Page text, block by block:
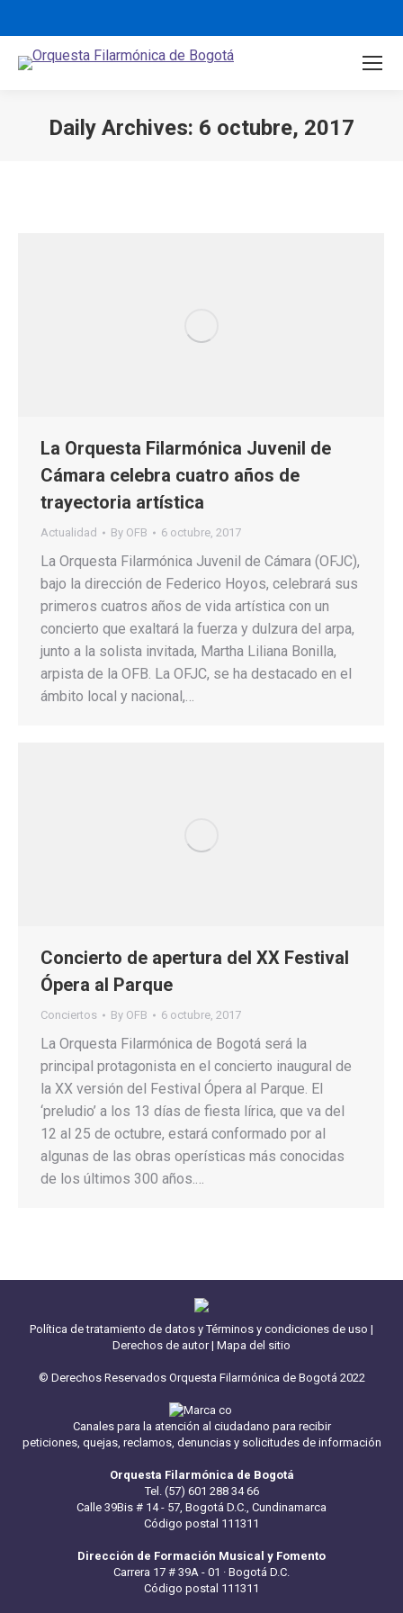
Daily Archives: 6 octubre, 2017
La Orquesta Filarmónica Juvenil de
Cámara celebra cuatro años de
trayectoria artística
Actualidad By OFB 6 octubre, 2017
La Orquesta Filarmónica Juvenil de Cámara (OFJC),
bajo la dirección de Federico Hoyos, celebrará sus
primeros cuatros años de vida artística con un
concierto que exaltará la fuerza y dulzura del arpa,
junto a la solista invitada, Martha Liliana Bonilla,
arpista de la OFB. La OFJC, se ha destacado en el
ámbito local y nacional,…
Concierto de apertura del XX Festival
Ópera al Parque
Conciertos By OFB 6 octubre, 2017
La Orquesta Filarmónica de Bogotá será la
principal protagonista en el concierto inaugural de
la XX versión del Festival Ópera al Parque. El
‘preludio’ a los 13 días de fiesta lírica, que va del
12 al 25 de octubre, estará conformado por al
algunas de las obras operísticas más conocidas
de los últimos 300 años.…
Política de tratamiento de datos y Términos y condiciones de uso |
Derechos de autor| Mapa del sitio
© Derechos Reservados Orquesta Filarmónica de Bogotá 2022
Canales para la atención al ciudadano para recibir
peticiones, quejas, reclamos, denuncias y solicitudes de información
Orquesta Filarmónica de Bogotá
Tel. (57) 601 288 34 66
Calle 39Bis # 14 - 57, Bogotá D.C., Cundinamarca
Código postal 111311
Dirección de Formación Musical y Fomento
Carrera 17 # 39A - 01 · Bogotá D.C.
Código postal 111311